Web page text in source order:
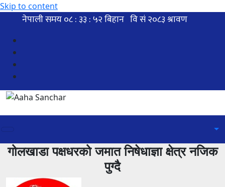
Skip to content
गोलखाडा पक्षधरको जमात निषेधाज्ञा क्षेत्र नजिक
पुग्दै